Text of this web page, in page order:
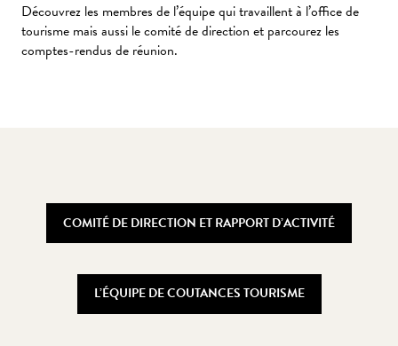
Découvrez les membres de l’équipe qui travaillent à l’office de
tourisme mais aussi le comité de direction et parcourez les
comptes-rendus de réunion.
COMITÉ DE DIRECTION ET RAPPORT D’ACTIVITÉ
L’ÉQUIPE DE COUTANCES TOURISME